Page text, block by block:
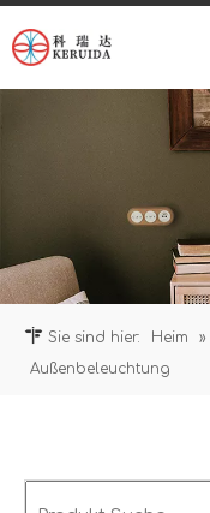
Sie sind hier: Heim »
Außenbeleuchtung